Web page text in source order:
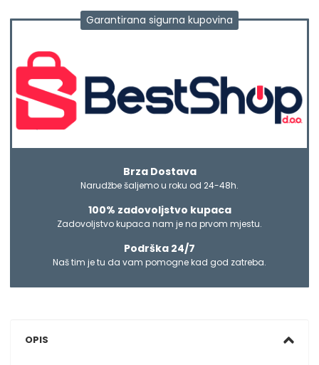
Garantirana sigurna kupovina
Brza Dostava
Narudžbe šaljemo u roku od 24-48h.
100% zadovoljstvo kupaca
Zadovoljstvo kupaca nam je na prvom mjestu.
Podrška 24/7
Naš tim je tu da vam pomogne kad god zatreba.
OPIS